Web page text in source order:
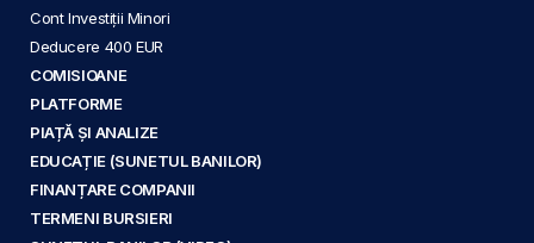
Cont Investiții Minori
Deducere 400 EUR
COMISIOANE
PLATFORME
PIAȚĂ ȘI ANALIZE
EDUCAȚIE (SUNETUL BANILOR)
FINANȚARE COMPANII
TERMENI BURSIERI